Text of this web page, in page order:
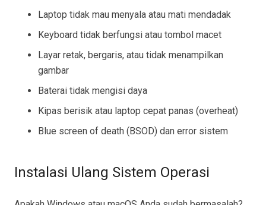
Laptop tidak mau menyala atau mati mendadak
Keyboard tidak berfungsi atau tombol macet
Layar retak, bergaris, atau tidak menampilkan
gambar
Baterai tidak mengisi daya
Kipas berisik atau laptop cepat panas (overheat)
Blue screen of death (BSOD) dan error sistem
Instalasi Ulang Sistem Operasi